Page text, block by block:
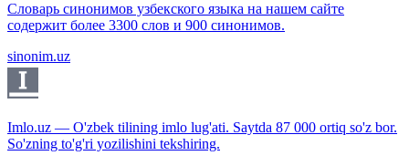
Словарь синонимов узбекского языка на нашем сайте
содержит более 3300 слов и 900 синонимов.
sinonim.uz
Imlo.uz — O'zbek tilining imlo lug'ati. Saytda 87 000 ortiq so'z bor.
So'zning to'g'ri yozilishini tekshiring.